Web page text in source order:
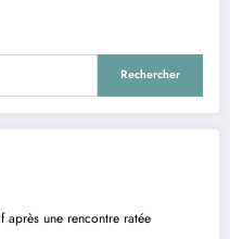
Rechercher
après une rencontre ratée